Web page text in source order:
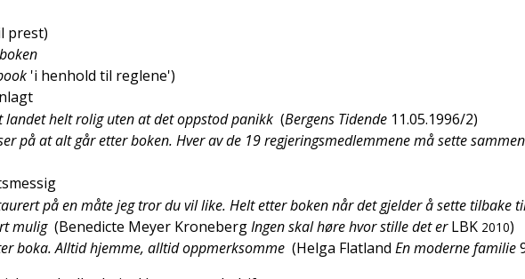
prest)
'i henhold til reglene')
landet helt rolig uten at det oppstod panikk (Bergens Tidende 11.05.1996/2)
på at alt går etter boken. Hver av de 19 regjeringsmedlemmene må sette
på en måte jeg tror du vil like. Helt etter boken når det gjelder å sette tilbake
mulig (Benedicte Meyer KronebergIngen skal høre hvor stille det er LBK 2010)
boka. Alltid hjemme, alltid oppmerksomme (Helga Flatland En moderne familie